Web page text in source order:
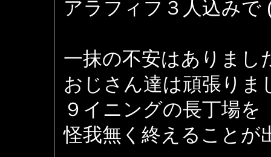
アラフィフ３人込みで
一抹の不安はありまし
おじさん達は頑張りま
９イニングの長丁場を
怪我無く終えることが